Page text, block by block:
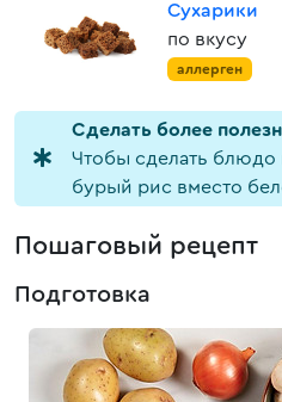
Сухарики
по вкусу
аллерген
Cделать более
Чтобы сделать блюдо
бурый рис вместо
Пошаговый рецепт
Подготовка